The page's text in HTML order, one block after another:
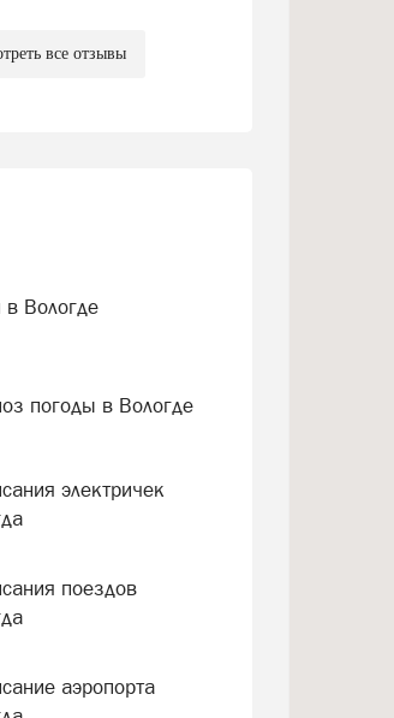
все отзывы
в Вологде
погоды в Вологде
электричек
поездов
аэропорта